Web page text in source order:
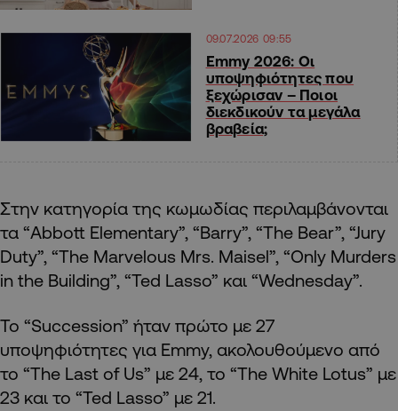
09.07.2026 09:55
Emmy 2026: Οι
υποψηφιότητες που
ξεχώρισαν – Ποιοι
διεκδικούν τα μεγάλα
βραβεία;
Στην κατηγορία της κωμωδίας περιλαμβάνονται
τα “Abbott Elementary”, “Barry”, “The Bear”, “Jury
Duty”, “The Marvelous Mrs. Maisel”, “Only Murders
in the Building”, “Ted Lasso” και “Wednesday”.
Το “Succession” ήταν πρώτο με 27
υποψηφιότητες για Emmy, ακολουθούμενο από
το “The Last of Us” με 24, το “The White Lotus” με
23 και το “Ted Lasso” με 21.